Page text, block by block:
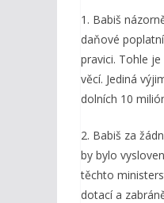
1. Babiš
daňové
pravici. Tohle
věcí. Jediná
dolních 10
2. Babiš za
by bylo
těchto
dotací a